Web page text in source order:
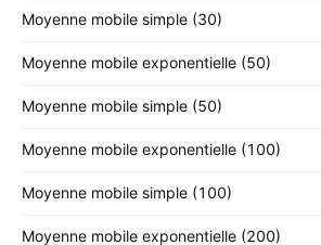
Moyenne mobile simple (30)
Moyenne mobile exponentielle (50)
Moyenne mobile simple (50)
Moyenne mobile exponentielle (100)
Moyenne mobile simple (100)
Moyenne mobile exponentielle (200)